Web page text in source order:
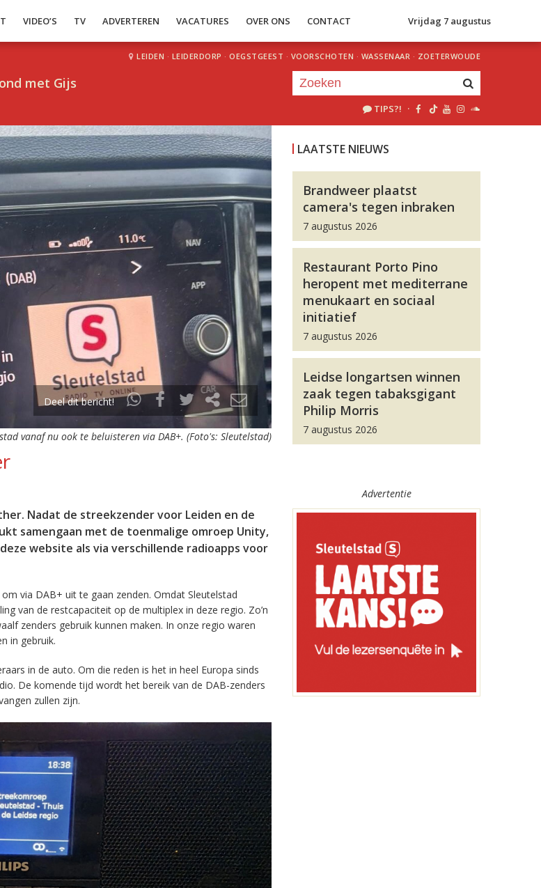
VIDEO’S TV ADVERTEREN VACATURES OVER ONS CONTACT Vrijdag 7 augustus
met Gijs
LEIDEN · LEIDERDORP · OEGSTGEEST · VOORSCHOTEN · WASSENAAR · ZOETERWOUDE
TIPS?! ·
Deel dit bericht!
vanaf nu ook te beluisteren via DAB+. (Foto's: Sleutelstad)
Nadat de streekzender voor Leiden en de
samengaan met de toenmalige omroep Unity,
website als via verschillende radioapps voor
via DAB+ uit te gaan zenden. Omdat Sleutelstad
van de restcapaciteit op de multiplex in deze regio. Zo’n
zenders gebruik kunnen maken. In onze regio waren
in gebruik.
in de auto. Om die reden is het in heel Europa sinds
De komende tijd wordt het bereik van de DAB-zenders
zullen zijn.
LAATSTE NIEUWS
Brandweer plaatst
camera's tegen inbraken
7 augustus 2026
Restaurant Porto Pino
heropent met mediterrane
menukaart en sociaal
initiatief
7 augustus 2026
Leidse longartsen winnen
zaak tegen tabaksgigant
Philip Morris
7 augustus 2026
Advertentie